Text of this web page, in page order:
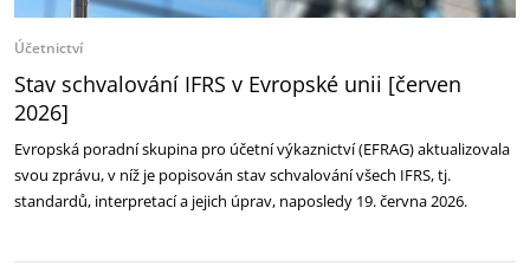
Účetnictví
Stav schvalování IFRS v Evropské unii [červen
2026]
Evropská poradní skupina pro účetní výkaznictví (EFRAG) aktualizovala
svou zprávu, v níž je popisován stav schvalování všech IFRS, tj.
standardů, interpretací a jejich úprav, naposledy 19. června 2026.